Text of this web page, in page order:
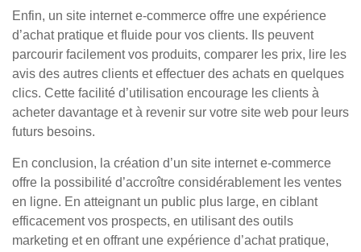
Enfin, un site internet e-commerce offre une expérience
d’achat pratique et fluide pour vos clients. Ils peuvent
parcourir facilement vos produits, comparer les prix, lire les
avis des autres clients et effectuer des achats en quelques
clics. Cette facilité d’utilisation encourage les clients à
acheter davantage et à revenir sur votre site web pour leurs
futurs besoins.
En conclusion, la création d’un site internet e-commerce
offre la possibilité d’accroître considérablement les ventes
en ligne. En atteignant un public plus large, en ciblant
efficacement vos prospects, en utilisant des outils
marketing et en offrant une expérience d’achat pratique,